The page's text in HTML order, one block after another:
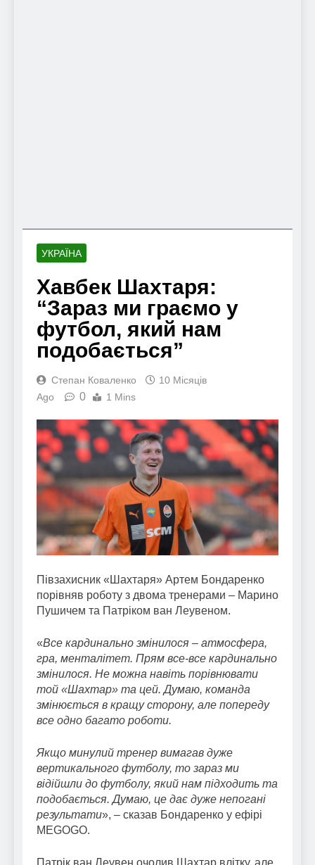
УКРАЇНА
Хавбек Шахтаря:
“Зараз ми граємо у
футбол, який нам
подобається”
Степан Коваленко
10 Місяців
Ago
0 1 Mins
Півзахисник «Шахтаря» Артем Бондаренко
порівняв роботу з двома тренерами – Марино
Пушичем та Патріком ван Леувеном.
«Все кардинально змінилося – атмосфера,
гра, менталітет. Прям все-все кардинально
змінилося. Не можна навіть порівнювати
той «Шахтар» та цей. Думаю, команда
змінюється в кращу сторону, але попереду
все одно багато роботи.
Якщо минулий тренер вимагав дуже
вертикального футболу, то зараз ми
відійшли до футболу, який нам підходить та
подобається. Думаю, це дає дуже непогані
результати», – сказав Бондаренко у ефірі
MEGOGO.